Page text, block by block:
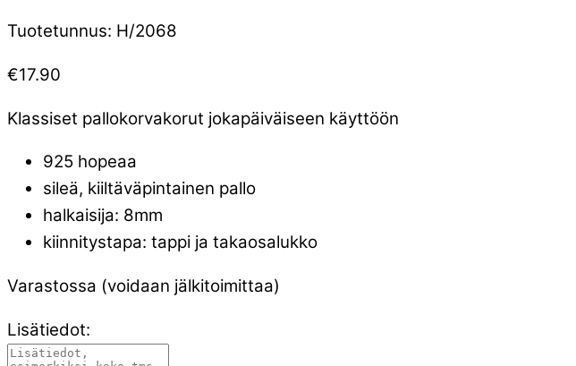
Tuotetunnus: H/2068
€17.90
Klassiset pallokorvakorut jokapäiväiseen käyttöön
925 hopeaa
sileä, kiiltäväpintainen pallo
halkaisija: 8mm
kiinnitystapa: tappi ja takaosalukko
Varastossa (voidaan jälkitoimittaa)
Lisätiedot: